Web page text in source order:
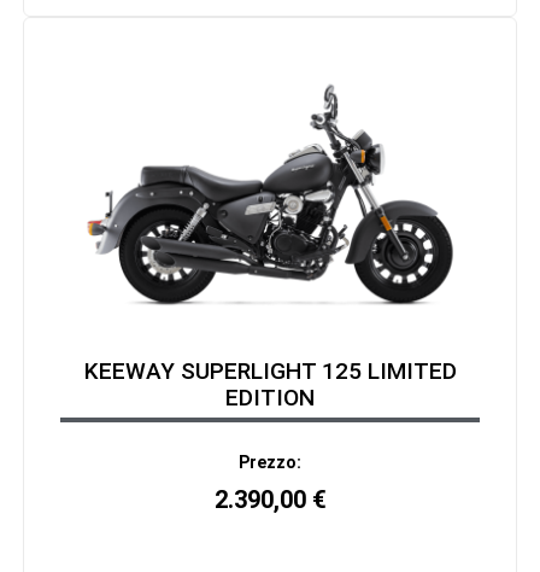
KEEWAY SUPERLIGHT 125 LIMITED
EDITION
Prezzo:
2.390,00 €